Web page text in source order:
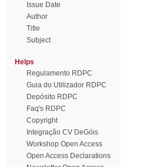
Issue Date
Author
Title
Subject
Helps
Regulamento RDPC
Guia do Utilizador RDPC
Depósito RDPC
Faq's RDPC
Copyright
Integração CV DeGóis
Workshop Open Access
Open Access Declarations